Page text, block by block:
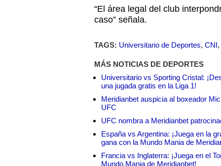
“El área legal del club
caso” señala.
TAGS: Universitario de Deportes, CNI,
MÁS NOTICIAS DE DEPORTES
Universitario vs Sporting Cristal:
una jugada gratis en la Liga 1!
Meridianbet auspicia al boxeador
UFC
UFC nombra a Meridianbet
España vs Argentina: ¡Juega en la
gana con la Mundo Mania de
Francia vs Inglaterra: ¡Juega en el
Mundo Mania de Meridianbet!